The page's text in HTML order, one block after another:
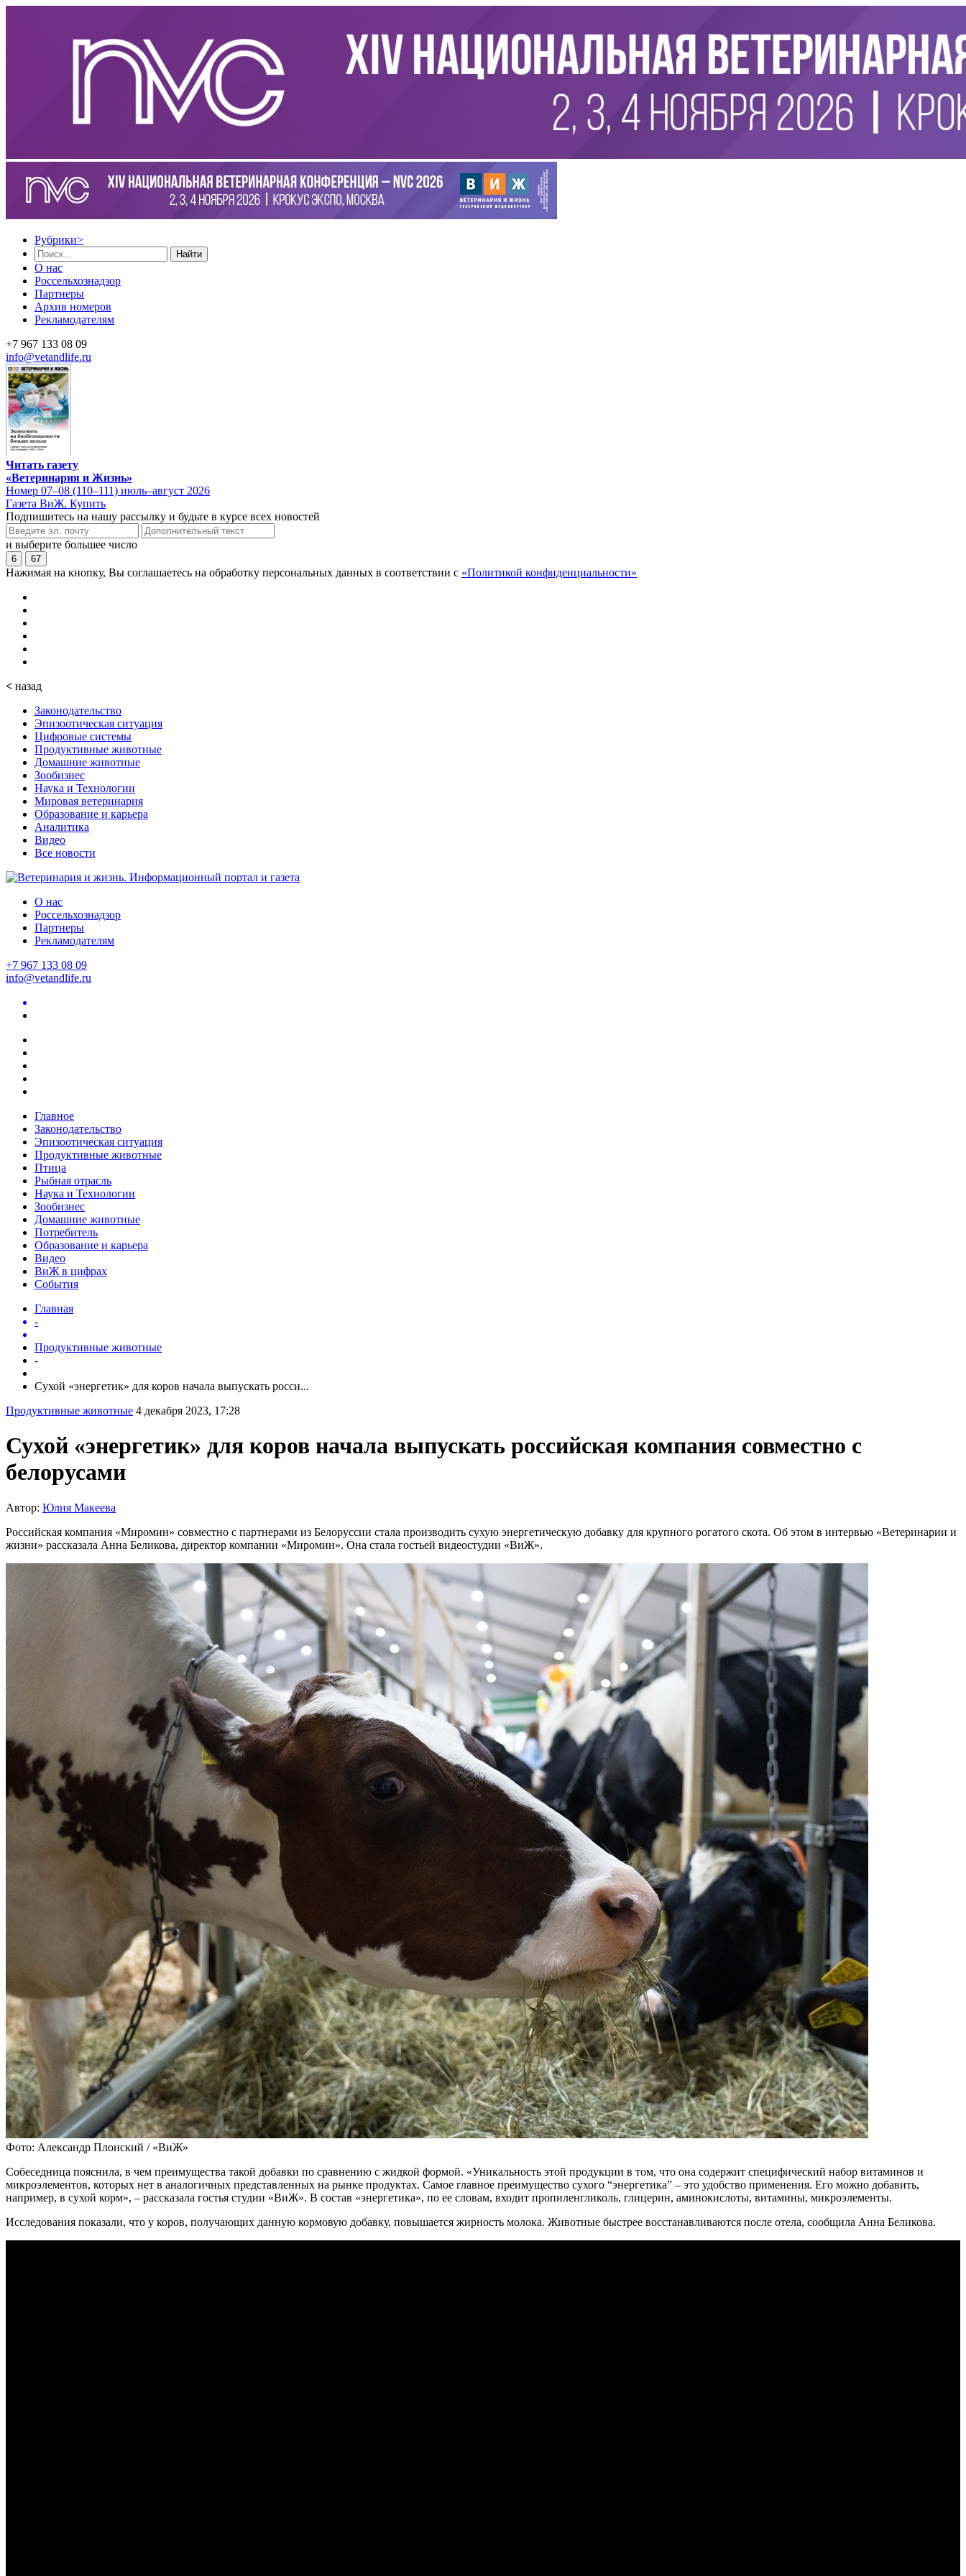
Рубрики>
Найти
О нас
Россельхознадзор
Партнеры
Архив номеров
Рекламодателям
+7 967 133 08 09
info@vetandlife.ru
Читать газету
«Ветеринария и Жизнь»
Номер 07–08 (110–111) июль–август 2026
Газета ВиЖ. Купить
Подпишитесь на нашу рассылку и будьте в курсе всех новостей
и выберите большее число
6 67
Нажимая на кнопку, Вы соглашаетесь на обработку персональных данных в соответствии с «Политикой конфиденциальности»
< назад
Законодательство
Эпизоотическая ситуация
Цифровые системы
Продуктивные животные
Домашние животные
Зообизнес
Наука и Технологии
Мировая ветеринария
Образование и карьера
Аналитика
Видео
Все новости
О нас
Россельхознадзор
Партнеры
Рекламодателям
+7 967 133 08 09
info@vetandlife.ru
Главное
Законодательство
Эпизоотическая ситуация
Продуктивные животные
Птица
Рыбная отрасль
Наука и Технологии
Зообизнес
Домашние животные
Потребитель
Образование и карьера
Видео
ВиЖ в цифрах
События
Главная
-
Продуктивные животные
-
Сухой «энергетик» для коров начала выпускать росси...
Продуктивные животные 4 декабря 2023, 17:28
Сухой «энергетик» для коров начала выпускать российская компания совместно с
белорусами
Автор: Юлия Макеева
Российская компания «Миромин» совместно с партнерами из Белоруссии стала производить сухую энергетическую добавку для крупного рогатого скота. Об этом в интервью «Ветеринарии и
жизни» рассказала Анна Беликова, директор компании «Миромин». Она стала гостьей видеостудии «ВиЖ».
Фото: Александр Плонский / «ВиЖ»
Собеседница пояснила, в чем преимущества такой добавки по сравнению с жидкой формой. «Уникальность этой продукции в том, что она содержит специфический набор витаминов и
микроэлементов, которых нет в аналогичных представленных на рынке продуктах. Самое главное преимущество сухого “энергетика” – это удобство применения. Его можно добавить,
например, в сухой корм», – рассказала гостья студии «ВиЖ». В состав «энергетика», по ее словам, входит пропиленгликоль, глицерин, аминокислоты, витамины, микроэлементы.
Исследования показали, что у коров, получающих данную кормовую добавку, повышается жирность молока. Животные быстрее восстанавливаются после отела, сообщила Анна Беликова.